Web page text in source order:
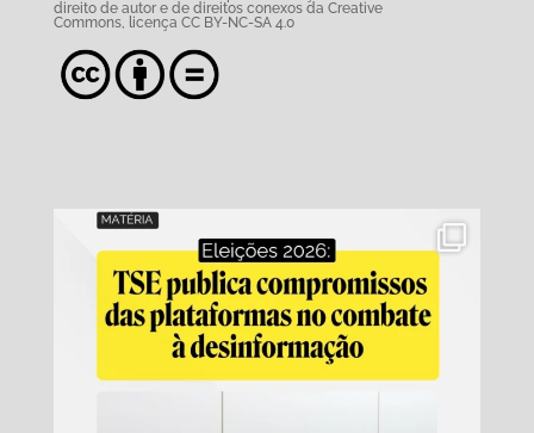
direito de autor e de direitos conexos da Creative
Commons, licença CC BY-NC-SA 4.0